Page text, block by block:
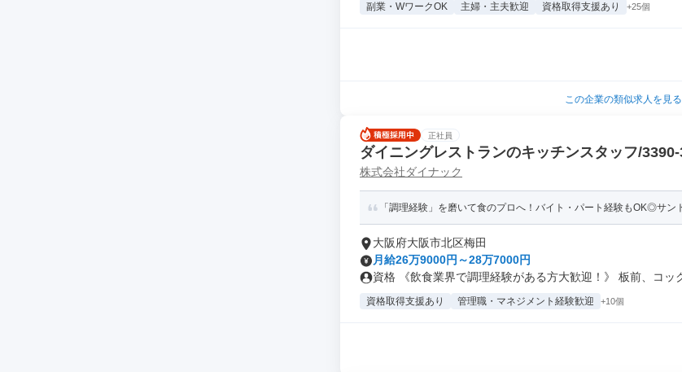
副業・WワークOK 主婦・主夫歓迎 資格取得支援あり +25個
この企業の類似求人を見る
正社員
ダイニングレストランのキッチンスタッフ/
株式会社ダイナック
「調理経験」を磨いて食のプロへ！バイト・パート経験もOK◎サ
大阪府大阪市北区梅田
月給26万9000円～28万7000円
資格 《飲食業界で調理経験がある方大歓迎！》 板前、コッ
資格取得支援あり 管理職・マネジメント経験歓迎 +10個